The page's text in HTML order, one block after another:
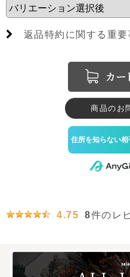
返品特約に関する重要
商品のお
4.75 8件のレ